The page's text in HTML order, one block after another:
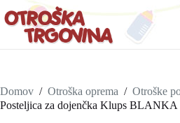
Domov / Otroška oprema / Otroške
Posteljica za dojenčka Klups BLANKA